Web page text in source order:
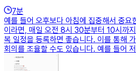
7분
예를 들어 오후보다 아침에 집중해서 중요
이라면, 매일 오전 8시 30분부터 10시까
복 일정을 등록하면 좋습니다. 이를 통해
회의를 조율할 수도 있습니다. 예를 들어